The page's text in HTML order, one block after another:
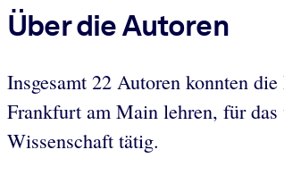
Über die Autoren
Insgesamt 22 Autoren konnten die
Frankfurt am Main lehren, für
Wissenschaft tätig.